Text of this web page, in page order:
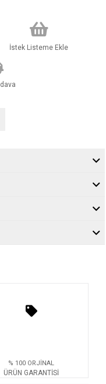
İstek Listeme Ekle
% 100 ORJİNAL
ÜRÜN GARANTİSİ